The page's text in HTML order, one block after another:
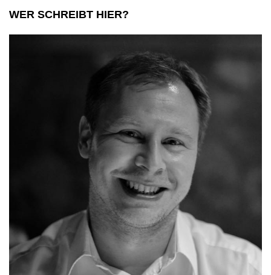
WER SCHREIBT HIER?